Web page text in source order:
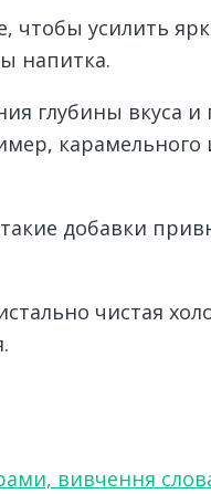
усилить
напитка.
глубины вкуса
карамельного
добавки
чистая
вивчення